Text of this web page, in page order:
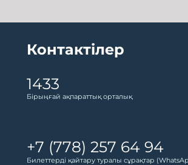
Контактілер
1433
Бірыңғай ақпараттық орталық
+7 (778) 257 64 94
Билеттерді қайтару туралы сұрақтар